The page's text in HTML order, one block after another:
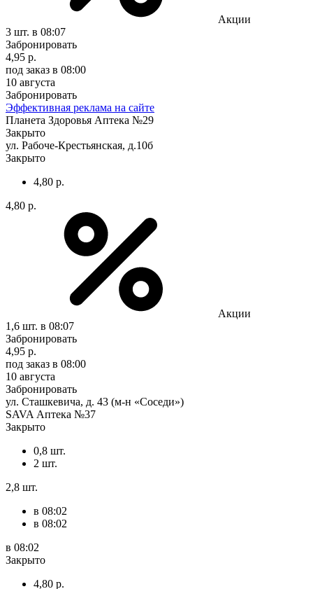
Акции
3 шт. в 08:07
Забронировать
4,95 р.
под заказ в 08:00
10 августа
Забронировать
Эффективная реклама на сайте
Планета Здоровья Аптека №29
Закрыто
ул. Рабоче-Крестьянская, д.10б
Закрыто
4,80 р.
4,80 р.
Акции
1,6 шт. в 08:07
Забронировать
4,95 р.
под заказ в 08:00
10 августа
Забронировать
ул. Сташкевича, д. 43 (м-н «Соседи»)
SAVA Аптека №37
Закрыто
0,8 шт.
2 шт.
2,8 шт.
в 08:02
в 08:02
в 08:02
Закрыто
4,80 р.